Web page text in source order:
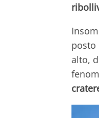
posto
alto,